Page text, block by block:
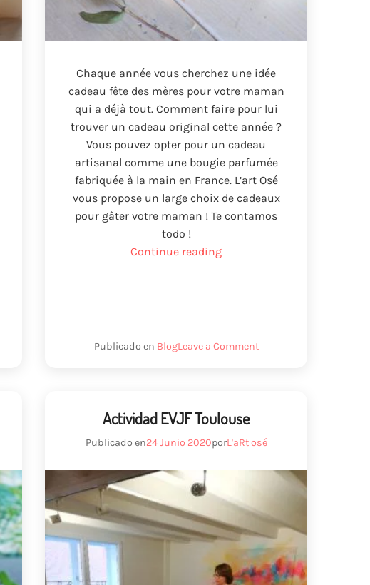
Chaque année vous cherchez une idée
cadeau fête des mères pour votre maman
qui a déjà tout. Comment faire pour lui
trouver un cadeau original cette année ?
Vous pouvez opter pour un cadeau
artisanal comme une bougie parfumée
fabriquée à la main en France. L’art Osé
vous propose un large choix de cadeaux
pour gâter votre maman ! Te contamos
todo !
Continue reading“Idea
Publicado en BlogLeave a Commenton
Actividad EVJF Toulouse
Publicado en24 Junio 2020porL'aRt osé